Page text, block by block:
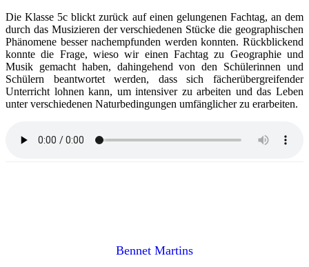
Die Klasse 5c blickt zurück auf einen gelungenen Fachtag, an dem
durch das Musizieren der verschiedenen Stücke die geographischen
Phänomene besser nachempfunden werden konnten. Rückblickend
konnte die Frage, wieso wir einen Fachtag zu Geographie und
Musik gemacht haben, dahingehend von den Schülerinnen und
Schülern beantwortet werden, dass sich fächerübergreifender
Unterricht lohnen kann, um intensiver zu arbeiten und das Leben
unter verschiedenen Naturbedingungen umfänglicher zu erarbeiten.
Bennet Martins